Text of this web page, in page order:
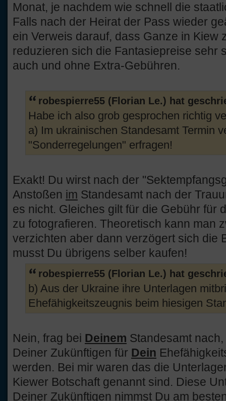
Monat, je nachdem wie schnell die
Falls nach der Heirat der Pass wieder
ein Verweis darauf, dass Ganze in Kiew
reduzieren sich die Fantasiepreise sehr
auch und ohne Extra-Gebühren.
robespierre55 (Florian Le.) hat
Habe ich also grob gesprochen richtig
a) Im ukrainischen Standesamt Termin
"Sonderregelungen" erfragen!
Exakt! Du wirst nach der
Anstoßen im Standesamt nach der
es nicht. Gleiches gilt für die Gebühr für
zu fotografieren. Theoretisch kann man
verzichten aber dann verzögert sich die
musst Du übrigens selber kaufen!
robespierre55 (Florian Le.) hat
b) Aus der Ukraine ihre Unterlagen
Ehefähigkeitszeugnis beim hiesigen
Nein, frag bei Deinem Standesamt
Deiner Zukünftigen für Dein
werden. Bei mir waren das die
Kiewer Botschaft genannt sind. Diese
Deiner Zukünftigen nimmst Du am